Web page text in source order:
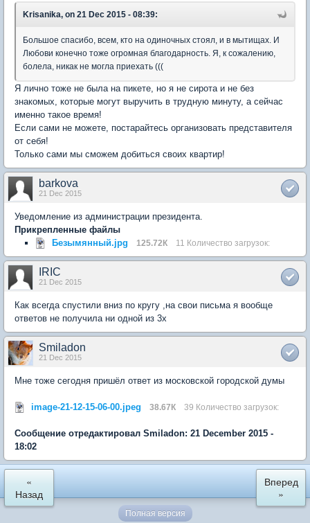
Krisanika, on 21 Dec 2015 - 08:39:
Большое спасибо, всем, кто на одиночных стоял, и в мытищах. И
Любови конечно тоже огромная благодарность. Я, к сожалению,
болела, никак не могла приехать (((
Я лично тоже не была на пикете, но я не сирота и не без
знакомых, которые могут выручить в трудную минуту, а сейчас
именно такое время!
Если сами не можете, постарайтесь организовать представителя
от себя!
Только сами мы сможем добиться своих квартир!
barkova
21 Dec 2015
Уведомление из администрации президента.
Прикрепленные файлы
Безымянный.jpg
125.72К 11 Количество загрузок:
IRIC
21 Dec 2015
Как всегда спустили вниз по кругу ,на свои письма я вообще
ответов не получила ни одной из 3х
Smiladon
21 Dec 2015
Мне тоже сегодня пришёл ответ из московской городской думы
image-21-12-15-06-00.jpeg 38.67К 39 Количество загрузок:
Сообщение отредактировал Smiladon: 21 December 2015 -
18:02
«
Назад
Вперед
»
Полная версия